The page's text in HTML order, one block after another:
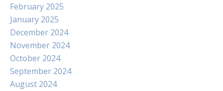
February 2025
January 2025
December 2024
November 2024
October 2024
September 2024
August 2024